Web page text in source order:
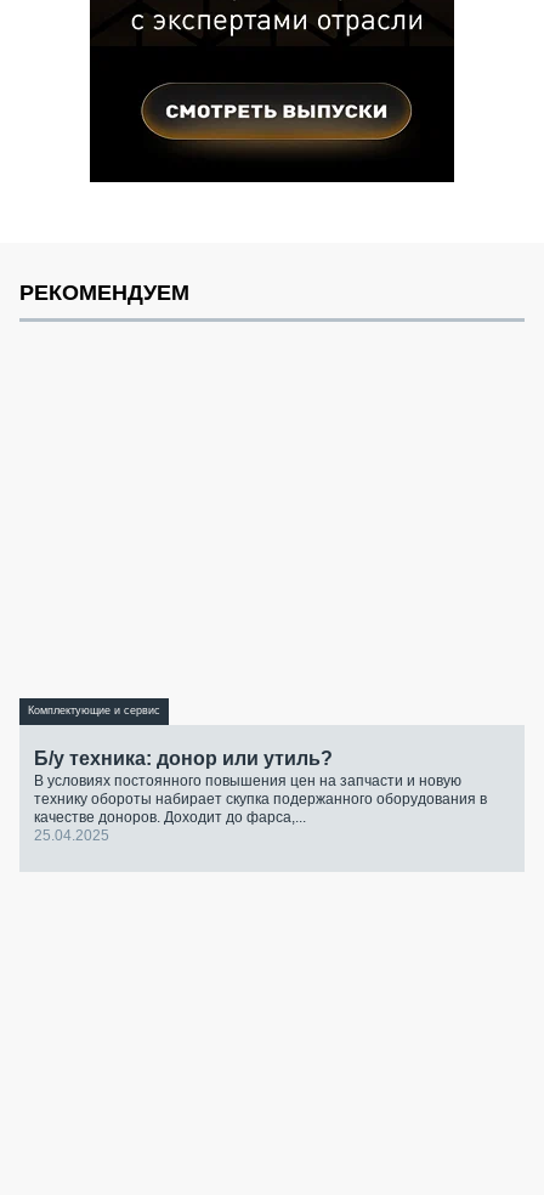
РЕКОМЕНДУЕМ
Комплектующие и сервис
Б/у техника: донор или утиль?
В условиях постоянного повышения цен на запчасти и новую
технику обороты набирает скупка подержанного оборудования в
качестве доноров. Доходит до фарса,...
25.04.2025